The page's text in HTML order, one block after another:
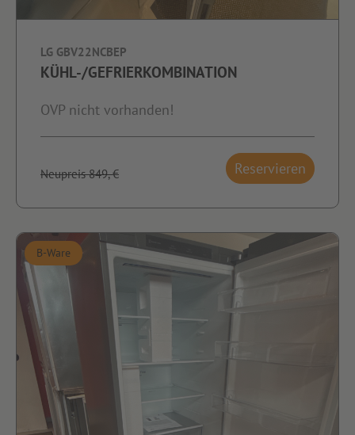
LG GBV22NCBEP
KÜHL-/GEFRIERKOMBINATION
OVP nicht vorhanden!
Neupreis 849,-€ Reservieren
B-Ware